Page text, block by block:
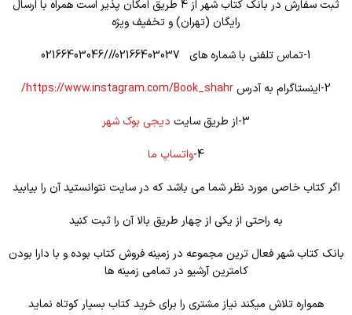
ثبت سفارش در بانک کتاب شهر از 4 طریق امکان پذیر است همراه با ارسال
رایگان (تهران) و تخفیف ویژه
1-تماس تلفنی با شماره های 02166403037///02166403046
2-اینستاگرام به آدرس
https://www.instagram.com/Book_shahr/
3-از طریق سایت
دیجی بوک شهر
4- واتساپ ما
اگر کتاب خاصی مورد نظر شما می باشد که در سایت نتوانستید آن را بیابید
به راحتی از یکی از چهار طریق بالا آن را ثبت کنید
بانک کتاب شهر فعال ترین مجموعه در زمینه فروش کتاب بوده و با دارا بودن
کامترین آرشیو در تمامی زمینه ها
همواره تلاش میکند نیاز مشتری را برای خرید کتاب بسیار کوتاه نماید